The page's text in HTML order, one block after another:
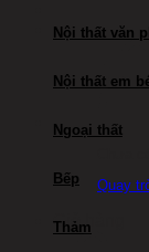
Quay
Giỏ hàng
Nội thất văn
Nội thất em
Ngoại thất
Bếp
Thảm